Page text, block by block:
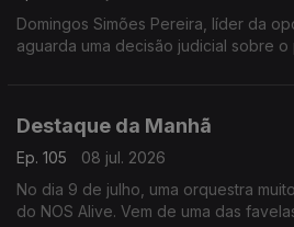
Domingos Simões Pereira, líder da
aguarda uma decisão judicial sobre
Destaque da Manhã
Ep. 105
08 jul. 2026
No dia 9 de julho, uma orquestra
do NOS Alive. Vem de uma das